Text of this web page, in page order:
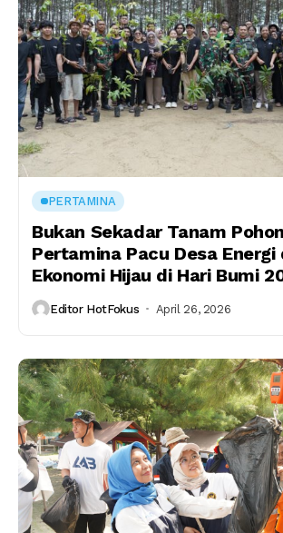
PERTAMINA
Bukan Sekadar Tanam
Pertamina Pacu Desa Energi
Ekonomi Hijau di Hari Bumi
Editor HotFokus April 26, 2026